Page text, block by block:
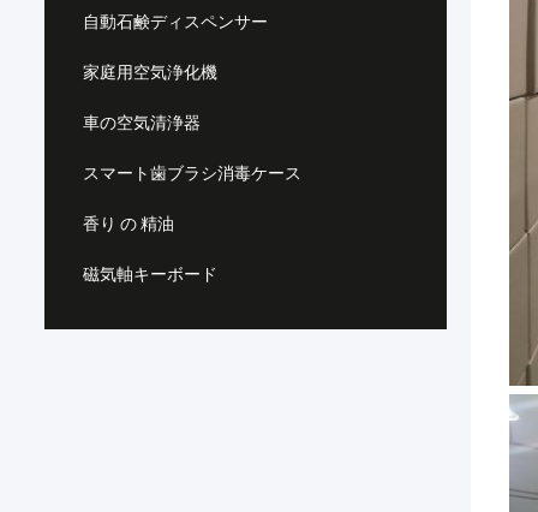
自動石鹸ディスペンサー
家庭用空気浄化機
車の空気清浄器
スマート歯ブラシ消毒ケース
香り の 精油
磁気軸キーボード